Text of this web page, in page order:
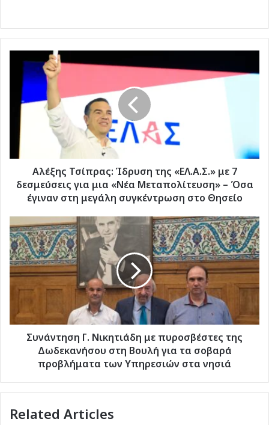
Τσίπρας:
Ίδρυση
της
«ΕΛ.Α.Σ.»
δεσμεύσεις
για
«Νέα
Μεταπολίτευση»
Όσα
έγιναν
στη
μεγάλη
συγκέντρωση
στο
Αλέξης Τσίπρας: Ίδρυση της «ΕΛ.Α.Σ.» με 7
δεσμεύσεις για μια «Νέα Μεταπολίτευση» – Όσα
έγιναν στη μεγάλη συγκέντρωση στο Θησείο
Συνάντηση
Γ.
Νικητιάδη
με
πυροσβέστες
της
στη
Βουλή
προβλήματα
των
στα
Συνάντηση Γ. Νικητιάδη με πυροσβέστες της
Δωδεκανήσου στη Βουλή για τα σοβαρά
προβλήματα των Υπηρεσιών στα νησιά
Related Articles